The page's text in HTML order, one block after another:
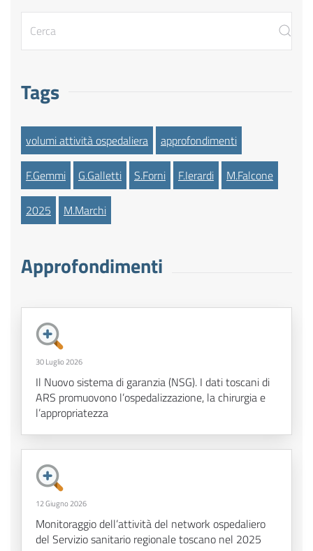
Tags
volumi attività ospedaliera approfondimenti
F.Gemmi G.Galletti S.Forni F.Ierardi M.Falcone
2025 M.Marchi
Approfondimenti
30 Luglio 2026
Il Nuovo sistema di garanzia (NSG). I dati toscani di
ARS promuovono l’ospedalizzazione, la chirurgia e
l’appropriatezza
12 Giugno 2026
Monitoraggio dell’attività del network ospedaliero
del Servizio sanitario regionale toscano nel 2025